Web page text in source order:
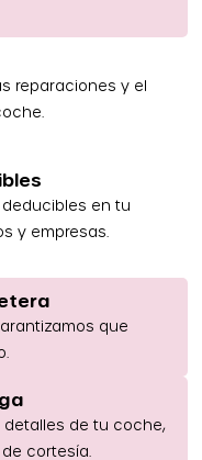
reparaciones y el
en tu
y empresas.
que
de tu coche,
cortesía.